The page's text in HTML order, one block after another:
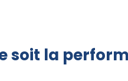
soit la